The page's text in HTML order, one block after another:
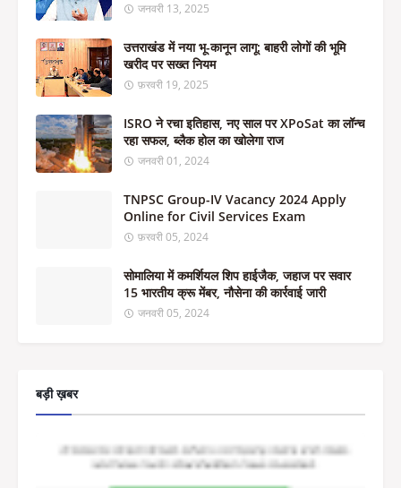
जनवरी 13, 2025
उत्तराखंड में नया भू-कानून लागू: बाहरी लोगों की भूमि
खरीद पर सख्त नियम
फ़रवरी 19, 2025
ISRO ने रचा इतिहास, नए साल पर XPoSat का लॉन्च
रहा सफल, ब्लैक होल का खोलेगा राज
जनवरी 01, 2024
TNPSC Group-IV Vacancy 2024 Apply
Online for Civil Services Exam
फ़रवरी 05, 2024
सोमालिया में कमर्शियल शिप हाईजैक, जहाज पर सवार
15 भारतीय क्रू मेंबर, नौसेना की कार्रवाई जारी
जनवरी 05, 2024
बड़ी ख़बर